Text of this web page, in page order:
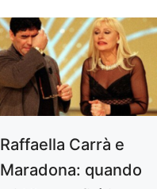
Raffaella Carrà e
Maradona: quando